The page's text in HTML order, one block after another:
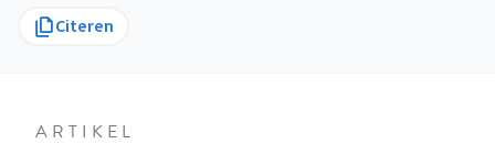
Citeren
ARTIKEL